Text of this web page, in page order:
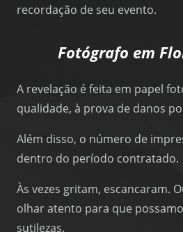
recordação de seu evento.
Fotógrafo em
A revelação é feita em papel
qualidade, à prova de danos
Além disso, o número de
dentro do período contratado.
Às vezes gritam, escancaram.
olhar atento para que
sutilezas.